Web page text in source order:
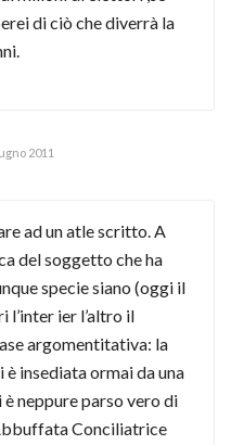
di ciò che diverrà la
2011
ad un atle scritto. A
del soggetto che ha
specie siano (oggi il
l’inter ier l’altro il
argomentitativa: la
è insediata ormai da una
neppure parso vero di
Conciliatrice